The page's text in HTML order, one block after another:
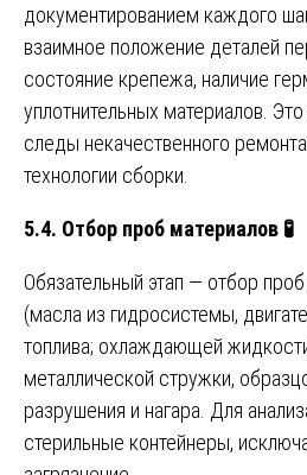
документированием каждого
взаимное положение деталей
состояние крепежа, наличие
уплотнительных материалов.
следы некачественного
технологии сборки.
5.4. Отбор проб материалов 🧪
Обязательный этап — отбор
(масла из гидросистемы,
топлива; охлаждающей
металлической стружки,
разрушения и нагара. Для
стерильные контейнеры,